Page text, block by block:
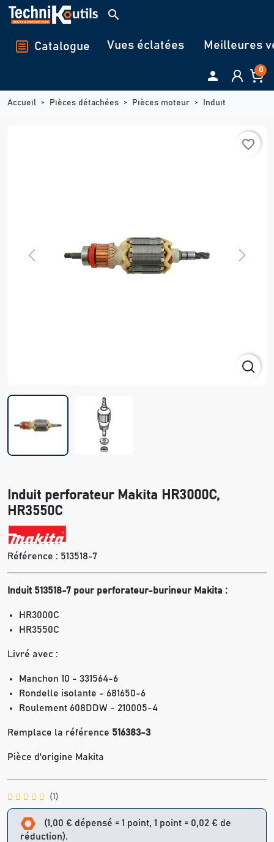
Panneau de gestion des cookies
search
Catalogue Vues éclatées Meilleures
 0
Accueil Pièces détachées Pièces moteur Induit
favorite_border
Previous Next
Induit perforateur Makita HR3000C,
HR3550C
Référence : 513518-7
Induit 513518-7 pour perforateur-burineur Makita :
HR3000C
HR3550C
Livré avec :
Manchon 10 - 331564-6
Rondelle isolante - 681650-6
Roulement 608DDW - 210005-4
Remplace la référence 516383-3
Pièce d'origine Makita
(1)
(1,00 € dépensé = 1 point, 1 point = 0,02 € de
réduction).